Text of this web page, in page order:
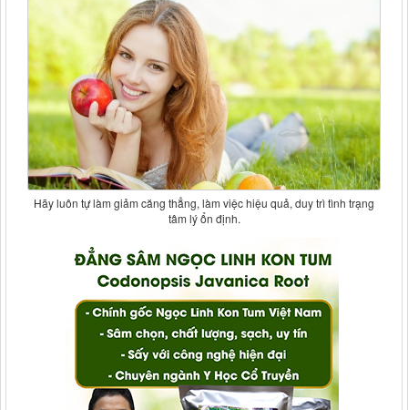
Hãy luôn tự làm giảm căng thẳng, làm việc hiệu quả, duy trì tình trạng
tâm lý ổn định.